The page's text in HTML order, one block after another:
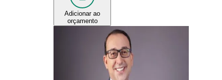
Adicionar ao
orçamento